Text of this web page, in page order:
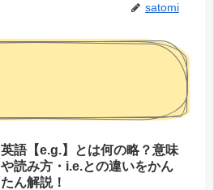
satomi
英語【e.g.】とは何の略？意味
や読み方・i.e.との違いをかん
たん解説！